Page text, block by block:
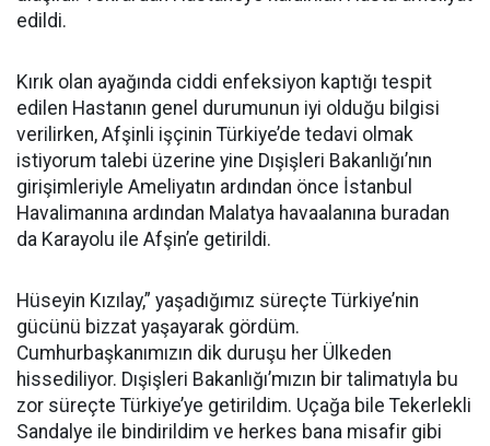
edildi.
Kırık olan ayağında ciddi enfeksiyon kaptığı tespit
edilen Hastanın genel durumunun iyi olduğu bilgisi
verilirken, Afşinli işçinin Türkiye’de tedavi olmak
istiyorum talebi üzerine yine Dışişleri Bakanlığı’nın
girişimleriyle Ameliyatın ardından önce İstanbul
Havalimanına ardından Malatya havaalanına buradan
da Karayolu ile Afşin’e getirildi.
Hüseyin Kızılay,” yaşadığımız süreçte Türkiye’nin
gücünü bizzat yaşayarak gördüm.
Cumhurbaşkanımızın dik duruşu her Ülkeden
hissediliyor. Dışişleri Bakanlığı’mızın bir talimatıyla bu
zor süreçte Türkiye’ye getirildim. Uçağa bile Tekerlekli
Sandalye ile bindirildim ve herkes bana misafir gibi